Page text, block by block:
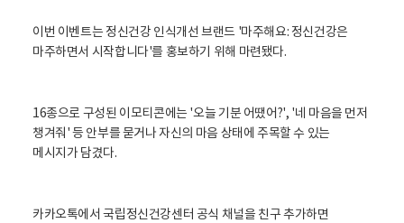
이번 이벤트는 정신건강 인식개선 브랜드 '마주해요: 정신건강은
마주하면서 시작합니다'를 홍보하기 위해 마련됐다.
16종으로 구성된 이모티콘에는 '오늘 기분 어땠어?', '네 마음을 먼저
챙겨줘' 등 안부를 묻거나 자신의 마음 상태에 주목할 수 있는
메시지가 담겼다.
카카오톡에서 국립정신건강센터 공식 채널을 친구 추가하면